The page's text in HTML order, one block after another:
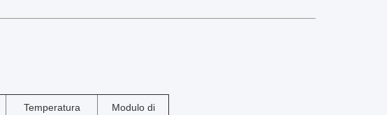
Temperatura Modulo di